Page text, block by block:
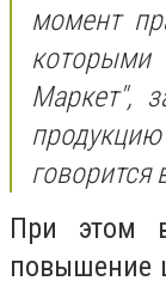
момент
которыми
Маркет",
При этом
повышение